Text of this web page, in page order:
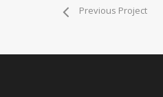
Previous Project